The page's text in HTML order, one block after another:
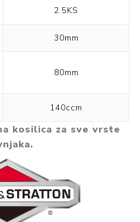
2.5KS
30mm
80mm
140ccm
kosilica za sve vrste